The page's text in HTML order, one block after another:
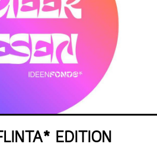
Über uns
das Pöge-Haus?
Team
Organisation
und AnfahrtEDITION